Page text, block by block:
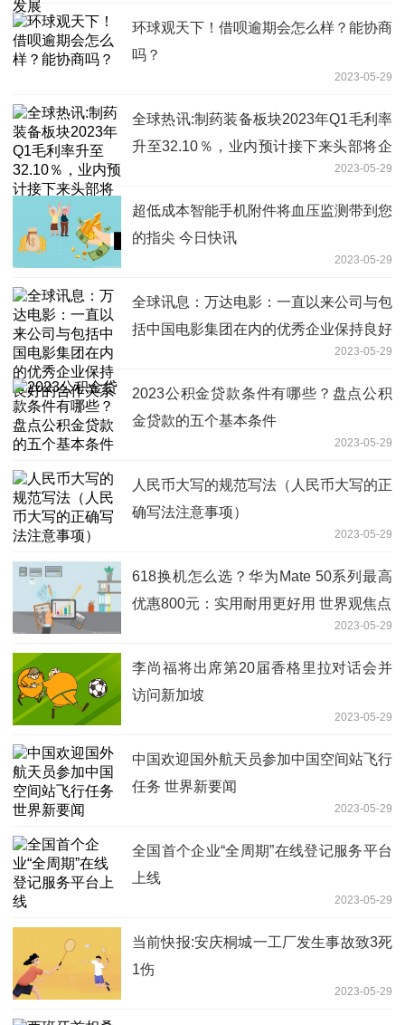
环球观天下！借呗逾期会怎么样？能协商
吗？
2023-05-29
全球热讯:制药装备板块2023年Q1毛利率
升至32.10％，业内预计接下来头部将企
2023-05-29
超低成本智能手机附件将血压监测带到您
的指尖 今日快讯
2023-05-29
全球讯息：万达电影：一直以来公司与包
括中国电影集团在内的优秀企业保持良好
2023-05-29
2023公积金贷款条件有哪些？盘点公积
金贷款的五个基本条件
2023-05-29
人民币大写的规范写法（人民币大写的正
确写法注意事项）
2023-05-29
618换机怎么选？华为Mate 50系列最高
优惠800元：实用耐用更好用 世界观焦点
2023-05-29
李尚福将出席第20届香格里拉对话会并
访问新加坡
2023-05-29
中国欢迎国外航天员参加中国空间站飞行
任务 世界新要闻
2023-05-29
全国首个企业“全周期”在线登记服务平台
上线
2023-05-29
当前快报:安庆桐城一工厂发生事故致3死
1伤
2023-05-29